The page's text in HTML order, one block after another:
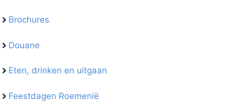
Brochures
Douane
Eten, drinken en uitgaan
Feestdagen Roemenië